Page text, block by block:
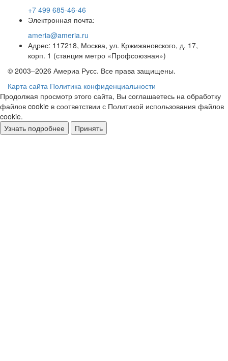
+7 499 685-46-46
Электронная почта:
ameria@ameria.ru
Адрес: 117218, Москва, ул. Кржижановского, д. 17,
корп. 1 (станция метро «Профсоюзная»)
© 2003–2026 Америа Русс. Все права защищены.
Карта сайта Политика конфиденциальности
Продолжая просмотр этого сайта, Вы соглашаетесь на обработку
файлов cookie в соответствии с Политикой использования файлов
cookie.
Узнать подробнее
Принять